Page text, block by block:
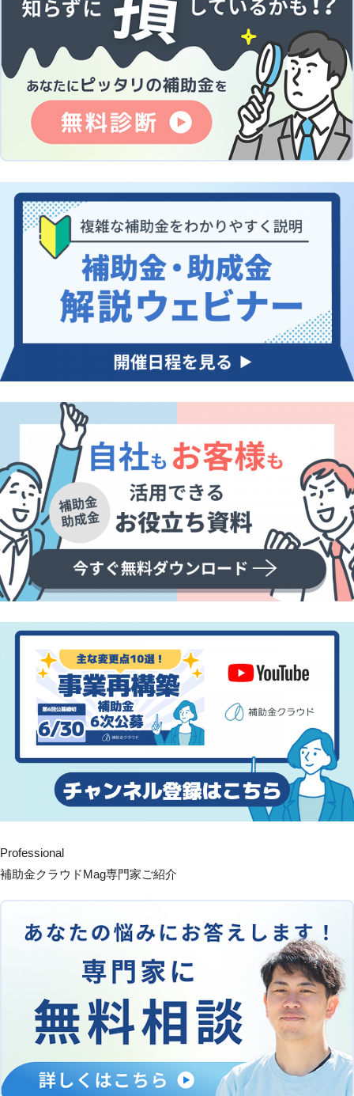
Professional
補助金クラウドMag専門家ご紹介